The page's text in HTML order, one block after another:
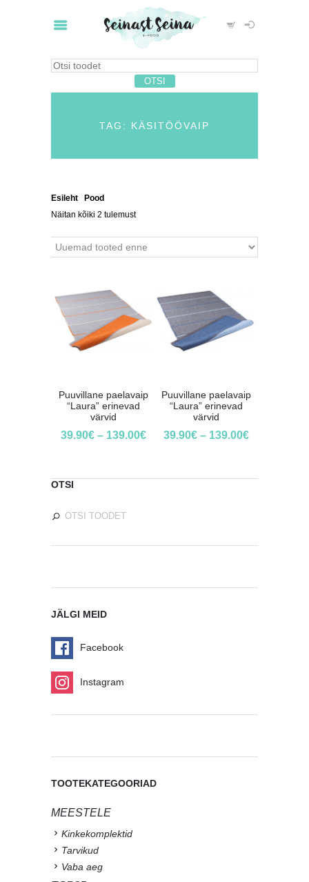
TAG: KÄSITÖÖVAIP
Esileht Pood
Näitan kõiki 2 tulemust
Puuvillane paelavaip
“Laura” erinevad
värvid
39.90€ – 139.00€
Puuvillane paelavaip
“Laura” erinevad
värvid
39.90€– 139.00€
OTSI
JÄLGI MEID
Facebook
Instagram
TOOTEKATEGOORIAD
MEESTELE
Kinkekomplektid
Tarvikud
Vaba aeg